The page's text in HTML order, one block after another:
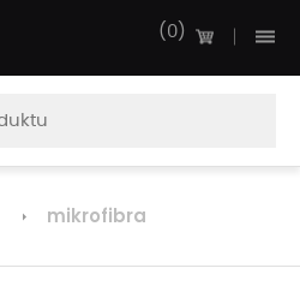
0
mikrofibra